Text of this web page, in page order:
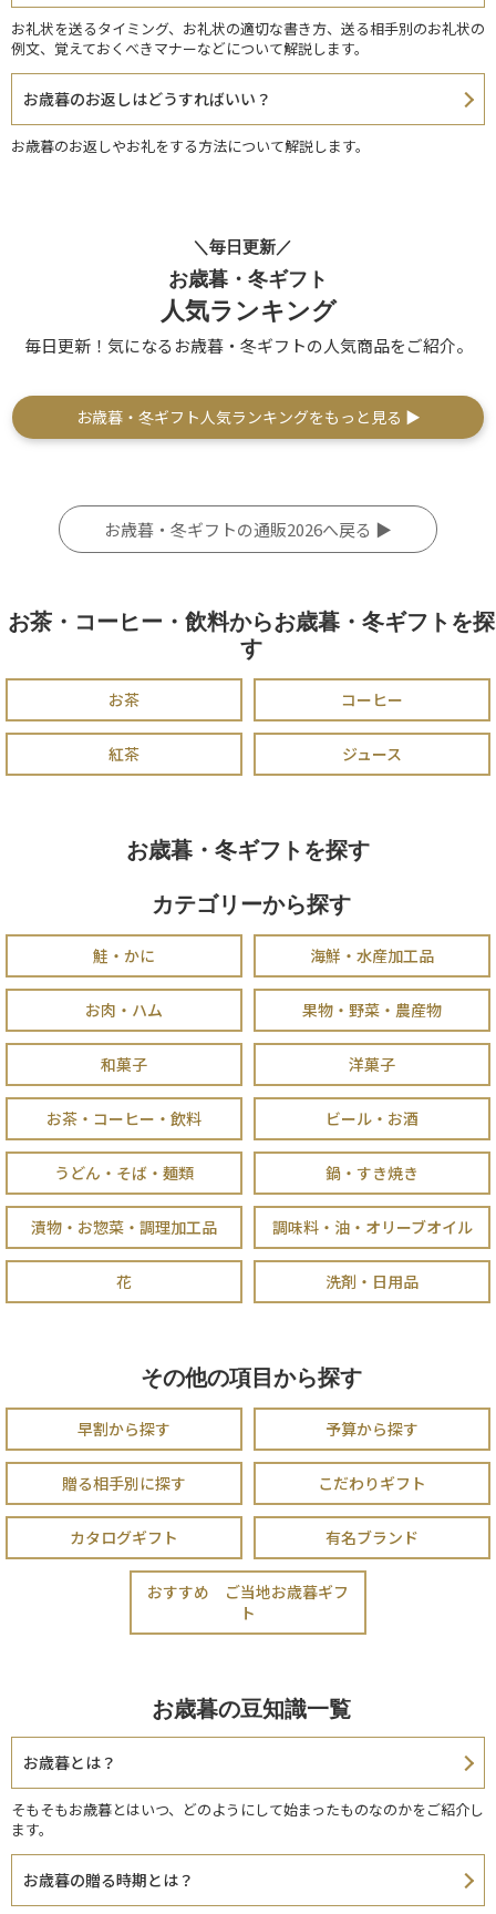
お礼状を送るタイミング、お礼状の適切な書き方、送る相手別のお礼状の
例文、覚えておくべきマナーなどについて解説します。
お歳暮のお返しはどうすればいい？
お歳暮のお返しやお礼をする方法について解説します。
＼毎日更新／
お歳暮・冬ギフト
人気ランキング
毎日更新！気になるお歳暮・冬ギフトの人気商品をご紹介。
お歳暮・冬ギフト人気ランキングをもっと見る ▶
お歳暮・冬ギフトの通販2026へ戻る ▶
お茶・コーヒー・飲料からお歳暮・冬ギフトを探
す
お茶 コーヒー
紅茶 ジュース
お歳暮・冬ギフトを探す
カテゴリーから探す
鮭・かに 海鮮・水産加工品
お肉・ハム 果物・野菜・農産物
和菓子 洋菓子
お茶・コーヒー・飲料 ビール・お酒
うどん・そば・麺類 鍋・すき焼き
漬物・お惣菜・調理加工品 調味料・油・オリーブオイル
花 洗剤・日用品
その他の項目から探す
早割から探す 予算から探す
贈る相手別に探す こだわりギフト
カタログギフト 有名ブランド
おすすめ ご当地お歳暮ギフ
ト
お歳暮の豆知識一覧
お歳暮とは？
そもそもお歳暮とはいつ、どのようにして始まったものなのかをご紹介し
ます。
お歳暮の贈る時期とは？